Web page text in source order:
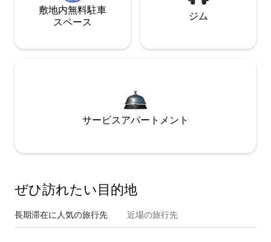
敷地内無料駐⁠車
ス⁠ペ⁠ー⁠ス
ジム
サービスアパートメント
ぜひ訪⁠れ⁠た⁠い目⁠的⁠地
長期滞在に人気の旅行先 近場の旅行先